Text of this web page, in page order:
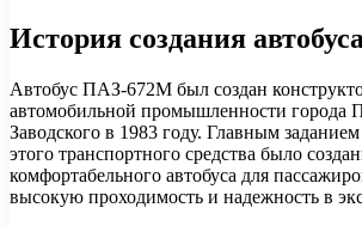
История создания
Автобус ПАЗ-672М был создан
автомобильной промышленности города
Заводского в 1983 году. Главным
этого транспортного средства было
комфортабельного автобуса для
высокую проходимость и надежность в